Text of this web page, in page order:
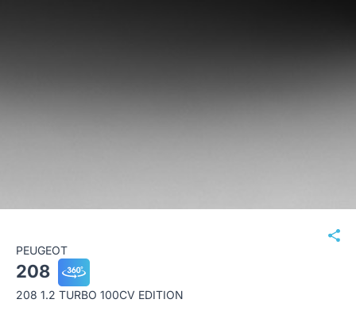
PEUGEOT
208
208 1.2 TURBO 100CV EDITION